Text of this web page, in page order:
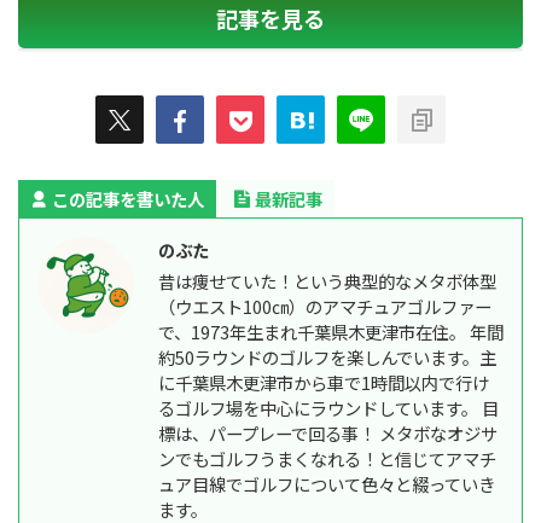
記事を見る
この記事を書いた人
最新記事
のぶた
昔は痩せていた！という典型的なメタボ体型
（ウエスト100㎝）のアマチュアゴルファー
で、1973年生まれ千葉県木更津市在住。 年間
約50ラウンドのゴルフを楽しんでいます。主
に千葉県木更津市から車で1時間以内で行け
るゴルフ場を中心にラウンドしています。 目
標は、パープレーで回る事！ メタボなオジサ
ンでもゴルフうまくなれる！と信じてアマチ
ュア目線でゴルフについて色々と綴っていき
ます。